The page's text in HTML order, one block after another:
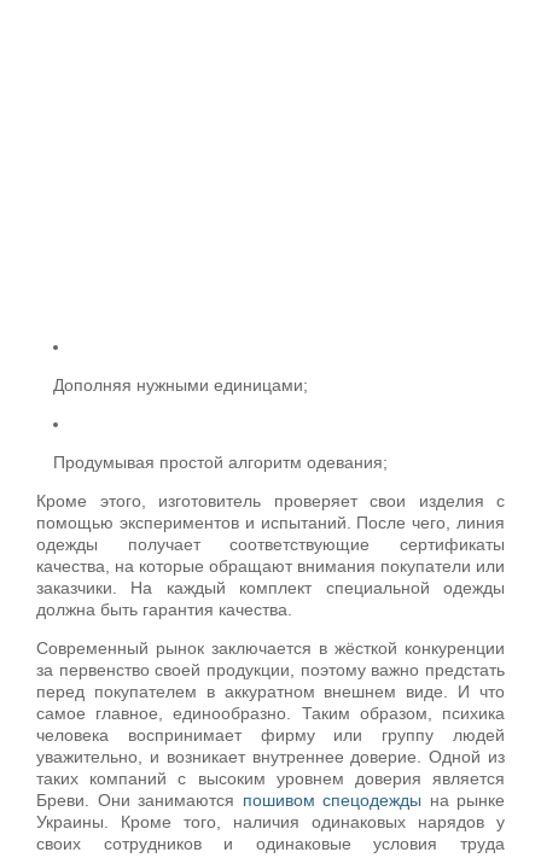
Дополняя нужными единицами;
Продумывая простой алгоритм одевания;
Кроме этого, изготовитель проверяет свои изделия с
помощью экспериментов и испытаний. После чего, линия
одежды получает соответствующие сертификаты
качества, на которые обращают внимания покупатели или
заказчики. На каждый комплект специальной одежды
должна быть гарантия качества.
Современный рынок заключается в жёсткой конкуренции
за первенство своей продукции, поэтому важно предстать
перед покупателем в аккуратном внешнем виде. И что
самое главное, единообразно. Таким образом, психика
человека воспринимает фирму или группу людей
уважительно, и возникает внутреннее доверие. Одной из
таких компаний с высоким уровнем доверия является
Бреви. Они занимаются пошивом спецодежды на рынке
Украины. Кроме того, наличия одинаковых нарядов у
своих сотрудников и одинаковые условия труда